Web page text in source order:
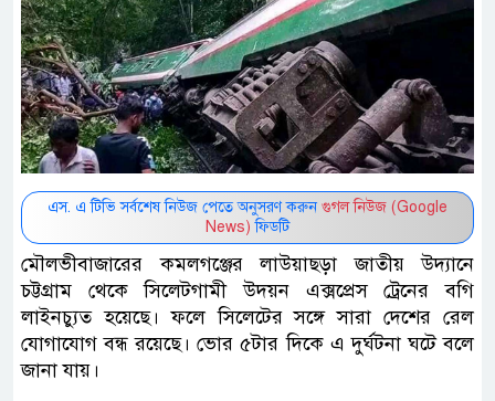
এস. এ টিভি সর্বশেষ নিউজ পেতে অনুসরণ করুন গুগল নিউজ (Google
News) ফিডটি
মৌলভীবাজারের কমলগঞ্জের লাউয়াছড়া জাতীয় উদ্যানে
চট্টগ্রাম থেকে সিলেটগামী উদয়ন এক্সপ্রেস ট্রেনের বগি
লাইনচ্যুত হয়েছে। ফলে সিলেটের সঙ্গে সারা দেশের রেল
যোগাযোগ বন্ধ রয়েছে। ভোর ৫টার দিকে এ দুর্ঘটনা ঘটে বলে
জানা যায়।